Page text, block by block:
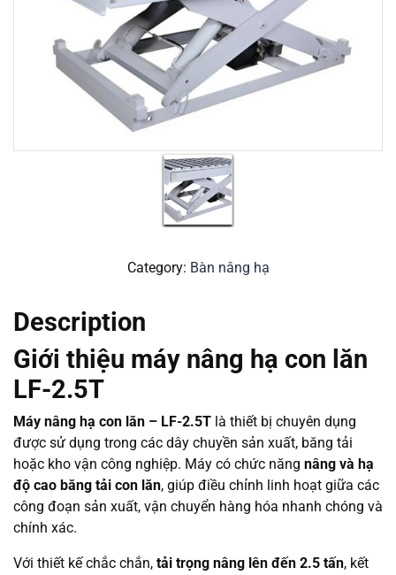
Category: Bàn nâng hạ
Description
Giới thiệu máy nâng hạ con lăn
LF-2.5T
Máy nâng hạ con lăn – LF-2.5T là thiết bị chuyên dụng
được sử dụng trong các dây chuyền sản xuất, băng tải
hoặc kho vận công nghiệp. Máy có chức năng nâng và hạ
độ cao băng tải con lăn, giúp điều chỉnh linh hoạt giữa các
công đoạn sản xuất, vận chuyển hàng hóa nhanh chóng và
chính xác.
Với thiết kế chắc chắn, tải trọng nâng lên đến 2.5 tấn, kết